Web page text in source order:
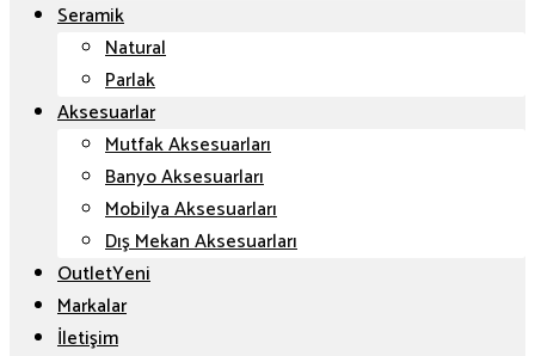
Seramik
Natural
Parlak
Aksesuarlar
Mutfak Aksesuarları
Banyo Aksesuarları
Mobilya Aksesuarları
Dış Mekan Aksesuarları
Outlet
Markalar
İletişim